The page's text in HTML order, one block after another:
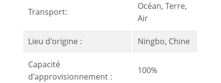
Transport:
Océan, Terre,
Air
Lieu d'origine : Ningbo, Chine
Capacité
d'approvisionnement :
100%